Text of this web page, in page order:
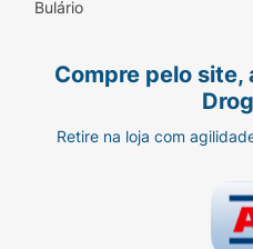
Bulário
Compre pelo
Retire na loja com